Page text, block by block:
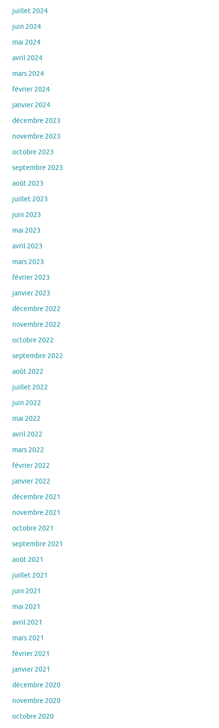
juillet 2024
juin 2024
mai 2024
avril 2024
mars 2024
février 2024
janvier 2024
décembre 2023
novembre 2023
octobre 2023
septembre 2023
août 2023
juillet 2023
juin 2023
mai 2023
avril 2023
mars 2023
février 2023
janvier 2023
décembre 2022
novembre 2022
octobre 2022
septembre 2022
août 2022
juillet 2022
juin 2022
mai 2022
avril 2022
mars 2022
février 2022
janvier 2022
décembre 2021
novembre 2021
octobre 2021
septembre 2021
août 2021
juillet 2021
juin 2021
mai 2021
avril 2021
mars 2021
février 2021
janvier 2021
décembre 2020
novembre 2020
octobre 2020